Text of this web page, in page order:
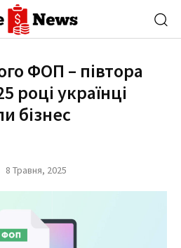
ФОП – півтора
році українці
бізнес
8 Травня, 2025